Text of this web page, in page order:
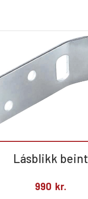
Lásblikk beint
990 kr.